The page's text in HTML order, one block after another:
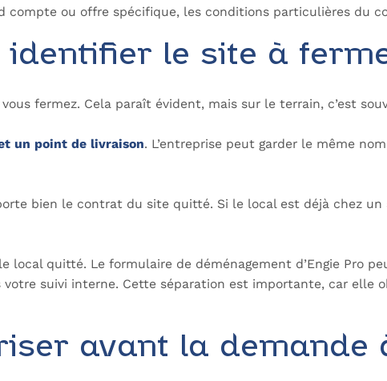
compte ou offre spécifique, les conditions particulières du
identifier le site à
fermez. Cela paraît évident, mais sur le terrain, c’est
un point de livraison. L’entreprise peut garder le même
bien le contrat du site quitté. Si le local est déjà chez
quitté. Le formulaire de déménagement d’Engie Pro
votre suivi interne. Cette séparation est importante, car elle
avant la demande